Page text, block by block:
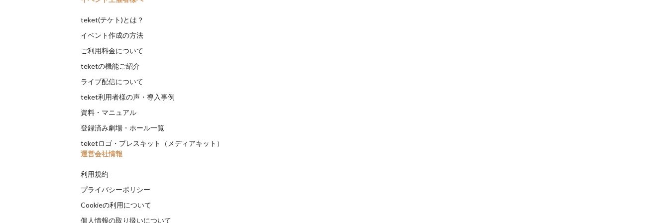
teket(テケト)とは？
イベント作成の方法
ご利用料金について
teketの機能ご紹介
ライブ配信について
teket利用者様の声・導入事例
資料・マニュアル
登録済み劇場・ホール一覧
teketロゴ・プレスキット（メディアキット）
運営会社情報
利用規約
プライバシーポリシー
Cookieの利用について
個人情報の取り扱いについて